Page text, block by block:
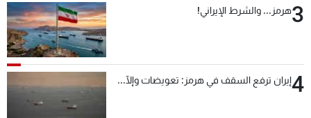
3هرمز... والشرط الإيراني!
4إيران ترفع السقف في هرمز: تعويضات وإلّا...